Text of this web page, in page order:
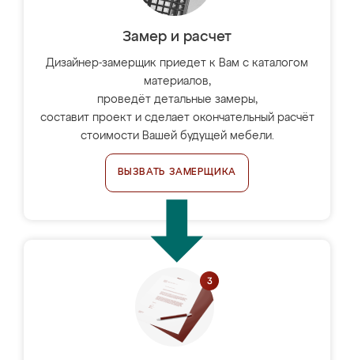
Замер и расчет
Дизайнер-замерщик приедет к Вам с каталогом
материалов,
проведёт детальные замеры,
составит проект и сделает окончательный расчёт
стоимости Вашей будущей мебели.
ВЫЗВАТЬ ЗАМЕРЩИКА